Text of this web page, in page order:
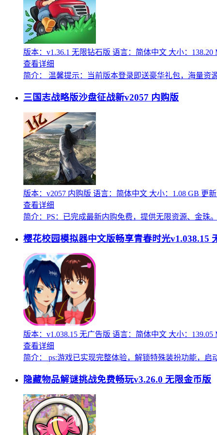
版本：v1.36.1 无限钻石版 语言：简体中文 大小：138.20
查看详细
简介：
温馨提示：当前版本登录即送豪华礼包，海量资
三国志战略版沙盘征战新v2057 内购版
版本：v2057 内购版 语言：简体中文 大小：1.08 GB 更
查看详细
简介： PS：已完成最新内购免费，提供无限资源、金珠
樱花校园模拟器中文版畅享青春时光v1.038.15
版本：v1.038.15 无广告版 语言：简体中文 大小：139.05
查看详细
简介：
ps:游戏已实现完整体验，解锁特殊装扮功能，
隐藏物品解谜挑战免费畅玩v3.26.0 无限金币版